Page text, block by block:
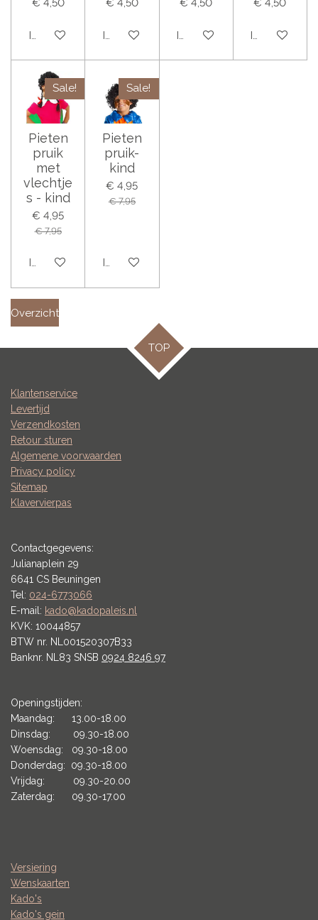
€ 4,50
In winkelwagen
€ 4,50
In winkelwagen
€ 4,50
In winkelwagen
€ 4,50
In
Sale!
Pieten
pruik
met
vlechtje
s - kind
€ 4,95
€ 7,95
In winkelwagen
Sale!
Pieten
pruik-
kind
€ 4,95
€ 7,95
In winkelwagen
Overzicht
TOP
Klantenservice
Levertijd
Verzendkosten
Retour sturen
Algemene voorwaarden
Privacy policy
Sitemap
Klavervierpas
Contactgegevens:
Julianaplein 29
6641 CS Beuningen
Tel: 024-6773066
E-mail: kado@kadopaleis.nl
KVK: 10044857
BTW nr. NL001520307B33
Banknr. NL83 SNSB 0924 8246 97
Openingstijden:
Maandag: 13.00-18.00
Dinsdag: 09.30-18.00
Woensdag: 09.30-18.00
Donderdag: 09.30-18.00
Vrijdag: 09.30-20.00
Zaterdag: 09.30-17.00
Versiering
Wenskaarten
Kado's
Kado's gein